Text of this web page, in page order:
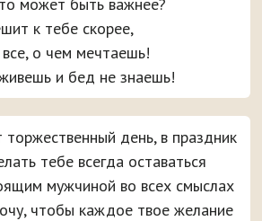
к тебе скорее,
о чем мечтаешь!
и бед не знаешь!
день, в праздник
тебе всегда оставаться
мужчиной во всех смыслах
чтобы каждое твое желание